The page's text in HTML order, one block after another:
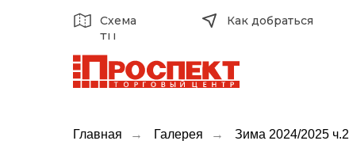
Схема
ТЦ
Как добраться
Главная → Галерея → Зима 2024/2025 ч.2